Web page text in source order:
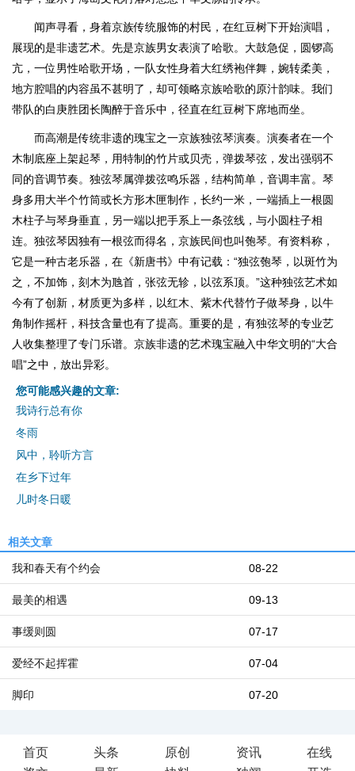
闻声寻看，身着京族传统服饰的村民，在红豆树下开始演唱，
展现的是非遗艺术。先是京族男女表演了哈歌。大鼓急促，圆锣高
亢，一位男性哈歌开场，一队女性身着大红绣袍伴舞，婉转柔美，
地方腔唱的内容虽不甚明了，却可领略京族哈歌的原汁韵味。我们
带队的白庚胜团长陶醉于音乐中，径直在红豆树下席地而坐。
而高潮是传统非遗的瑰宝之一京族独弦琴演奏。演奏者在一个
木制底座上架起琴，用特制的竹片或贝壳，弹拨琴弦，发出强弱不
同的音调节奏。独弦琴属弹拨弦鸣乐器，结构简单，音调丰富。琴
身多用大半个竹筒或长方形木匣制作，长约一米，一端插上一根圆
木柱子与琴身垂直，另一端以把手系上一条弦线，与小圆柱子相
连。独弦琴因独有一根弦而得名，京族民间也叫匏琴。有资料称，
它是一种古老乐器，在《新唐书》中有记载：“独弦匏琴，以斑竹为
之，不加饰，刻木为虺首，张弦无轸，以弦系顶。”这种独弦艺术如
今有了创新，材质更为多样，以红木、紫木代替竹子做琴身，以牛
角制作摇杆，科技含量也有了提高。重要的是，有独弦琴的专业艺
人收集整理了专门乐谱。京族非遗的艺术瑰宝融入中华文明的“大合
唱”之中，放出异彩。
您可能感兴趣的文章:
我诗行总有你
冬雨
风中，聆听方言
在乡下过年
儿时冬日暖
相关文章
08-22
我和春天有个约会
09-13
最美的相遇
07-17
事缓则圆
07-04
爱经不起挥霍
07-20
脚印
首页 头条 原创 资讯
在线